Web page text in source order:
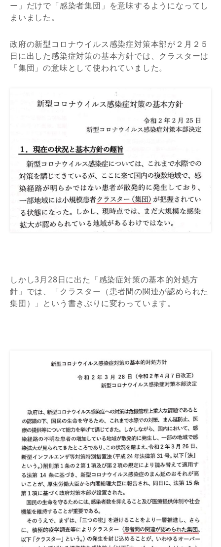
ー」だけで「感染者集団」を意味するようになってし
まいました。
政府の新型コロナウイルス感染症対策本部が２月２５
日に出した感染症対策の基本方針では、クラスターは
「集団」の意味として使われていました。
しかし3月28日に出た「感染症対策の基本的対処方
針」では、「クラスター（患者間の関連が認められた
集団）」という書きぶりに変わっています。